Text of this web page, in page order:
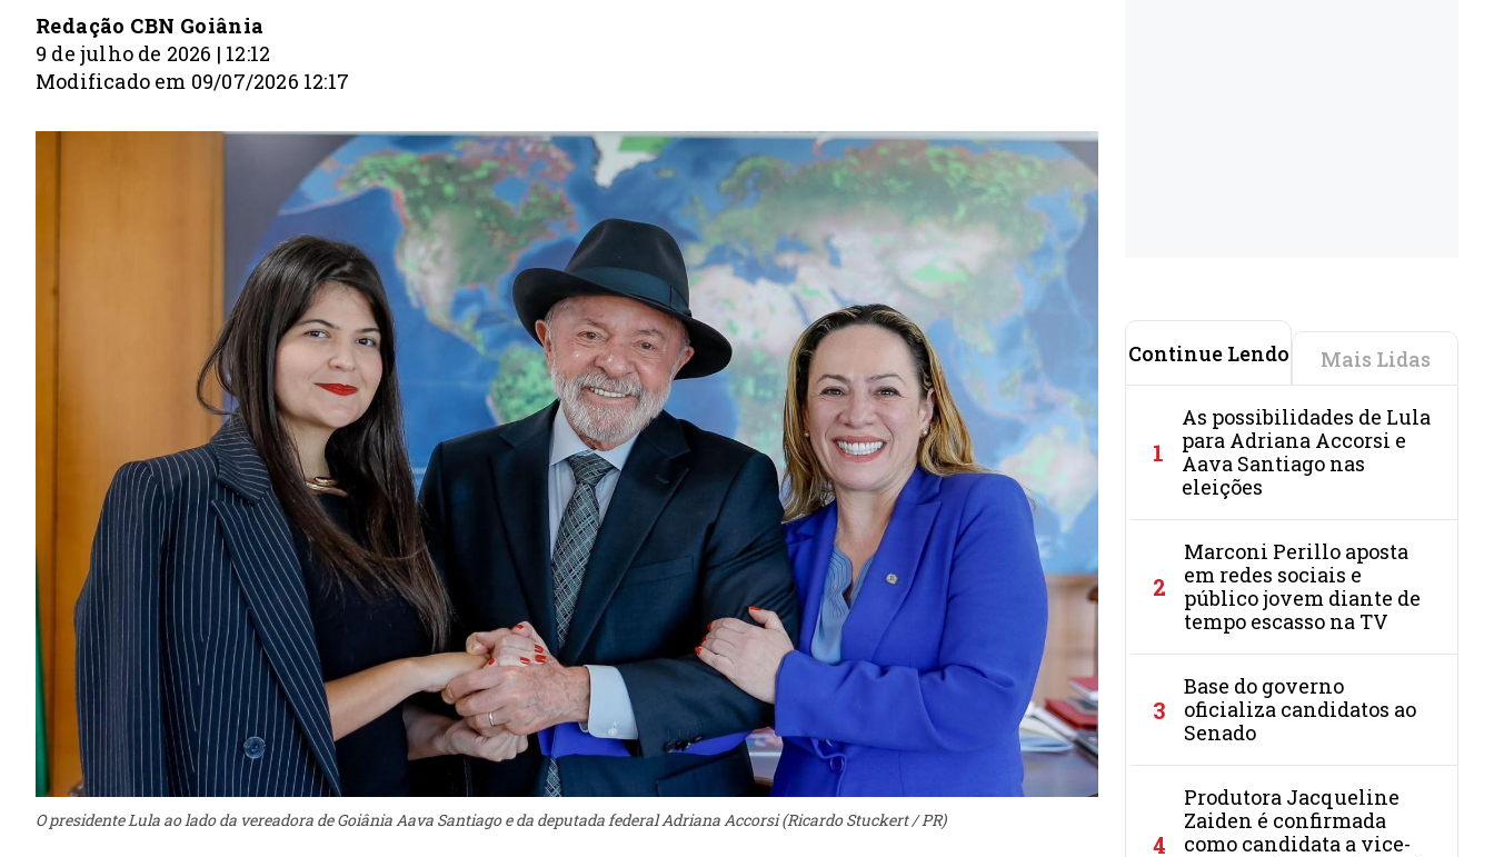
Redação CBN Goiânia
9 de julho de 2026 | 12:12
Modificado em 09/07/2026 12:17
O presidente Lula ao lado da vereadora de Goiânia Aava Santiago e da deputada federal Adriana Accorsi (Ricardo Stuckert / PR)
Continue Lendo Mais Lidas
1
As possibilidades de Lula
para Adriana Accorsi e
Aava Santiago nas
eleições
2
Marconi Perillo aposta
em redes sociais e
público jovem diante de
tempo escasso na TV
3
Base do governo
oficializa candidatos ao
Senado
4
Produtora Jacqueline
Zaiden é confirmada
como candidata a vice-